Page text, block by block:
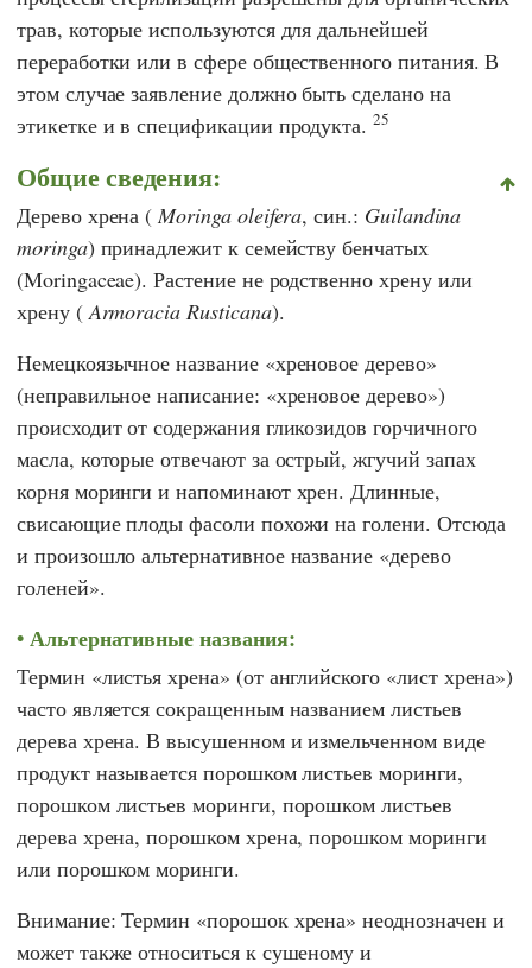
трав, которые используются для дальнейшей
переработки или в сфере общественного питания. В
этом случае заявление должно быть сделано на
этикетке и в спецификации продукта.25
Общие сведения:
Дерево хрена ( Moringa oleifera, син.: Guilandina
moringa) принадлежит к семейству бенчатых
(Moringaceae). Растение не родственно хрену или
хрену ( Armoracia Rusticana).
Немецкоязычное название «хреновое дерево»
(неправильное написание: «хреновое дерево»)
происходит от содержания гликозидов горчичного
масла, которые отвечают за острый, жгучий запах
корня моринги и напоминают хрен. Длинные,
свисающие плоды фасоли похожи на голени. Отсюда
и произошло альтернативное название «дерево
голеней».
Альтернативные названия:
Термин «листья хрена» (от английского «лист хрена»)
часто является сокращенным названием листьев
дерева хрена. В высушенном и измельченном виде
продукт называется порошком листьев моринги,
порошком листьев моринги, порошком листьев
дерева хрена, порошком хрена, порошком моринги
или порошком моринги.
Внимание: Термин «порошок хрена» неоднозначен и
может также относиться к сушеному и